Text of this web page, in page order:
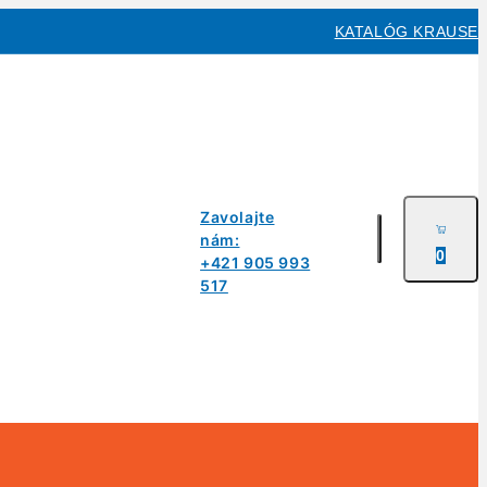
KATALÓG KRAUSE
Zavolajte
nám:
+421 905 993
517
0